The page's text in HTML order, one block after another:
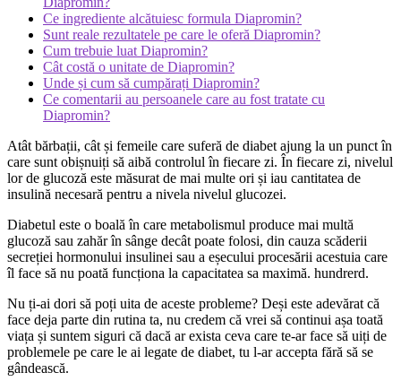
Ce ingrediente alcătuiesc formula Diapromin?
Sunt reale rezultatele pe care le oferă Diapromin?
Cum trebuie luat Diapromin?
Cât costă o unitate de Diapromin?
Unde și cum să cumpărați Diapromin?
Ce comentarii au persoanele care au fost tratate cu
Diapromin?
Atât bărbații, cât și femeile care suferă de diabet ajung la un punct în
care sunt obișnuiți să aibă controlul în fiecare zi. În fiecare zi, nivelul
lor de glucoză este măsurat de mai multe ori și iau cantitatea de
insulină necesară pentru a nivela nivelul glucozei.
Diabetul este o boală în care metabolismul produce mai multă
glucoză sau zahăr în sânge decât poate folosi, din cauza scăderii
secreției hormonului insulinei sau a eșecului procesării acestuia care
îl face să nu poată funcționa la capacitatea sa maximă. hundrerd.
Nu ți-ai dori să poți uita de aceste probleme? Deși este adevărat că
face deja parte din rutina ta, nu credem că vrei să continui așa toată
viața și suntem siguri că dacă ar exista ceva care te-ar face să uiți de
problemele pe care le ai legate de diabet, tu l-ar accepta fără să se
gândească.